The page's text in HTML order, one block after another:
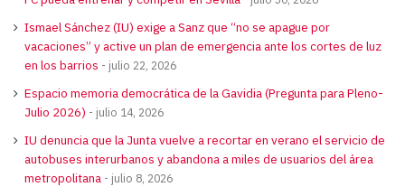
Ismael Sánchez (IU) exige a Sanz que “no se apague por
vacaciones” y active un plan de emergencia ante los cortes de luz
en los barrios
julio 22, 2026
Espacio memoria democrática de la Gavidia (Pregunta para Pleno-
Julio 2026)
julio 14, 2026
IU denuncia que la Junta vuelve a recortar en verano el servicio de
autobuses interurbanos y abandona a miles de usuarios del área
metropolitana
julio 8, 2026